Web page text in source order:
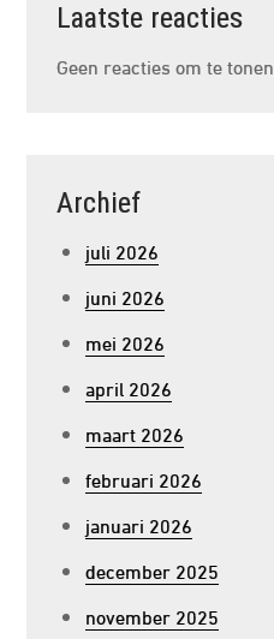
Laatste reacties
Geen reacties om te tonen.
Archief
juli 2026
juni 2026
mei 2026
april 2026
maart 2026
februari 2026
januari 2026
december 2025
november 2025